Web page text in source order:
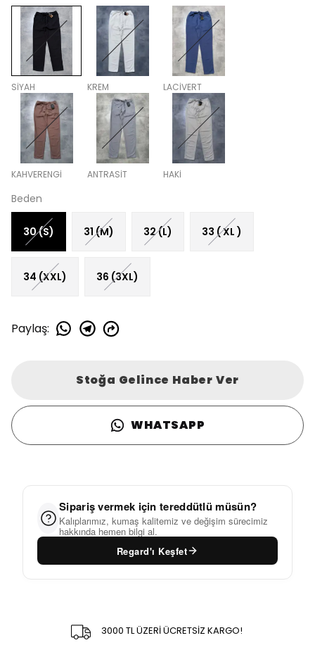
SİYAH KREM LACİVERT
KAHVERENGİ ANTRASİT HAKİ
Beden
30 (S) 31 (M) 32 (L) 33 ( XL )
34 (XXL) 36 (3XL)
Paylaş:
Stoğa Gelince Haber Ver
WHATSAPP
Sipariş vermek için tereddütlü müsün?
Kalıplarımız, kumaş kalitemiz ve değişim sürecimiz
hakkında hemen bilgi al.
Regard'ı Keşfet
3000 TL ÜZERİ ÜCRETSİZ KARGO!